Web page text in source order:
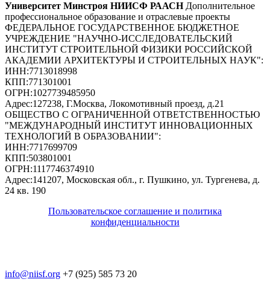
Университет Минстроя НИИСФ РААСН Дополнительное
профессиональное образование и отраслевые проекты
ФЕДЕРАЛЬНОЕ ГОСУДАРСТВЕННОЕ БЮДЖЕТНОЕ
УЧРЕЖДЕНИЕ "НАУЧНО-ИССЛЕДОВАТЕЛЬСКИЙ
ИНСТИТУТ СТРОИТЕЛЬНОЙ ФИЗИКИ РОССИЙСКОЙ
АКАДЕМИИ АРХИТЕКТУРЫ И СТРОИТЕЛЬНЫХ НАУК":
ИНН:7713018998
КПП:771301001
ОГРН:1027739485950
Адрес:127238, Г.Москва, Локомотивный проезд, д.21
ОБЩЕСТВО С ОГРАНИЧЕННОЙ ОТВЕТСТВЕННОСТЬЮ
"МЕЖДУНАРОДНЫЙ ИНСТИТУТ ИННОВАЦИОННЫХ
ТЕХНОЛОГИЙ В ОБРАЗОВАНИИ":
ИНН:7717699709
КПП:503801001
ОГРН:1117746374910
Адрес:141207, Московская обл., г. Пушкино, ул. Тургенева, д.
24 кв. 190
Пользовательское соглашение и политика
конфиденциальности
info@niisf.org +7 (925) 585 73 20